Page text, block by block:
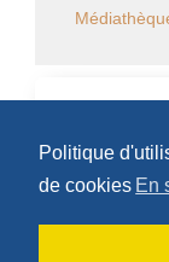
Politique
de cookies En
Aucun